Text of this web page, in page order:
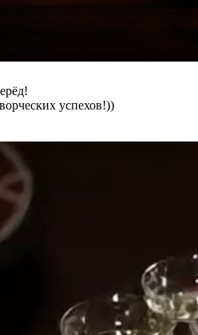
успехов!))